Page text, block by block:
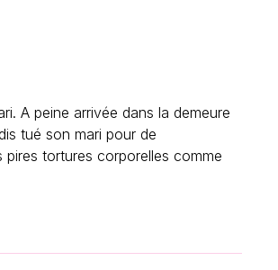
A peine arrivée dans la demeure
tué son mari pour de
tortures corporelles comme